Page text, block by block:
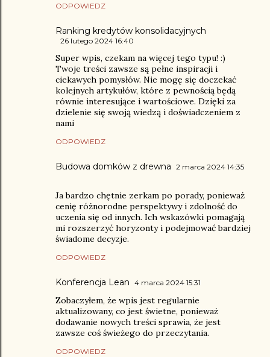
ODPOWIEDZ
Ranking kredytów konsolidacyjnych
26 lutego 2024 16:40
Super wpis, czekam na więcej tego typu! :)
Twoje treści zawsze są pełne inspiracji i
ciekawych pomysłów. Nie mogę się doczekać
kolejnych artykułów, które z pewnością będą
równie interesujące i wartościowe. Dzięki za
dzielenie się swoją wiedzą i doświadczeniem z
nami
ODPOWIEDZ
Budowa domków z drewna 2 marca 2024 14:35
Ja bardzo chętnie zerkam po porady, ponieważ
cenię różnorodne perspektywy i zdolność do
uczenia się od innych. Ich wskazówki pomagają
mi rozszerzyć horyzonty i podejmować bardziej
świadome decyzje.
ODPOWIEDZ
Konferencja Lean 4 marca 2024 15:31
Zobaczyłem, że wpis jest regularnie
aktualizowany, co jest świetne, ponieważ
dodawanie nowych treści sprawia, że jest
zawsze coś świeżego do przeczytania.
ODPOWIEDZ